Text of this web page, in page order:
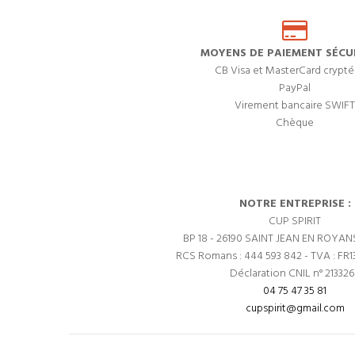
MOYENS DE PAIEMENT
CB Visa et MasterCard
PayPal
Virement bancaire SWIFT
Chèque
NOTRE ENTREPRISE :
CUP SPIRIT
BP 18 - 26190 SAINT JEAN EN
RCS Romans : 444 593 842 - TVA :
Déclaration CNIL n°
04 75 47 35 81
cupspirit@gmail.com